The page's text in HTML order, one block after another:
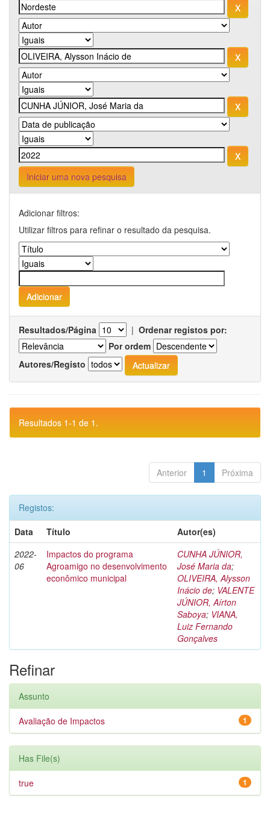
Iniciar uma nova pesquisa
Adicionar filtros:
Utilizar filtros para refinar o resultado da pesquisa.
Resultados/Página | Ordenar registos por:
Por ordem
Autores/Registo
Resultados 1-1 de 1.
Anterior 1 Próxima
Registos:
Data
Título
Autor(es)
2022-
06
Impactos do programa
Agroamigo no desenvolvimento
econômico municipal
CUNHA JÚNIOR,
José Maria da;
OLIVEIRA, Alysson
Inácio de; VALENTE
JÚNIOR, Aírton
Saboya; VIANA,
Luiz Fernando
Gonçalves
Refinar
Assunto
1
Avaliação de Impactos
Has File(s)
1
true